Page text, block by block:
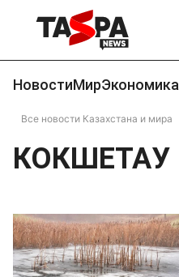
НовостиМирЭкономика
Все новости Казахстана и мира
КОКШЕТАУ